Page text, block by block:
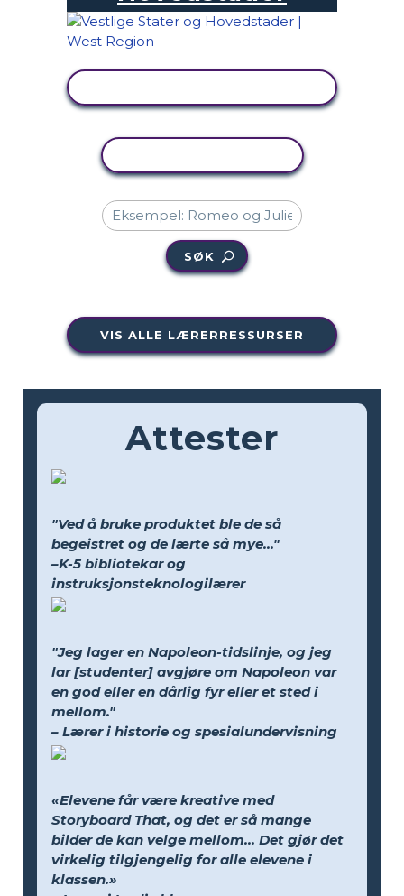
SØK
VIS ALLE LÆRERRESSURSER
Attester
"Ved å bruke produktet ble de så
begeistret og de lærte så mye..."
–K-5 bibliotekar og
instruksjonsteknologilærer
"Jeg lager en Napoleon-tidslinje, og jeg
lar [studenter] avgjøre om Napoleon var
en god eller en dårlig fyr eller et sted i
mellom."
– Lærer i historie og spesialundervisning
«Elevene får være kreative med
Storyboard That, og det er så mange
bilder de kan velge mellom... Det gjør det
virkelig tilgjengelig for alle elevene i
klassen.»